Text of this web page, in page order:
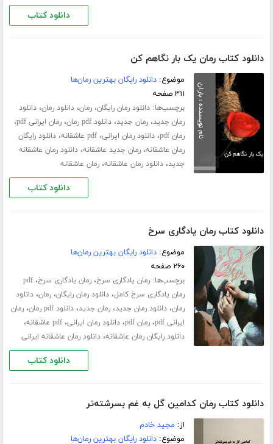
دانلود کتاب
دانلود کتاب رمان یک بار نگاهم کن
موضوع:دانلود رایگان بهترین رمان‌ها
۳۱۱ صفحه
برچسب‌ها:دانلود رمان رایگان،رمان،دانلود رمان،دانلود
رمان جدید،رمان جدید،دانلود pdf رمان ،رمان ایرانی pdf ،
رمان pdf ،دانلود رمان ایرانی،pdf عاشقانه ،دانلود رایگان
رمان عاشقانه،رمان جدید عاشقانه،دانلود رمان عاشقانه
جدید،دانلود رمان عاشقانه،رمان عاشقانه
دانلود کتاب
دانلود کتاب رمان یادگاری سرخ
موضوع:دانلود رایگان بهترین رمان‌ها
۲۶۰ صفحه
برچسب‌ها:رمان یادگاری سرخ،رمان یادگاری سرخ،pdf
رمان یادگاری سرخ کامل،دانلود رمان رایگان،رمان،دانلود
رمان،دانلود رمان جدید،رمان جدید،دانلود pdf رمان ،رمان
ایرانی pdf
،رمان pdf ،دانلود رمان ایرانی،pdf عاشقانه ،
دانلود رایگان رمان عاشقانه،دانلود رمان عاشقانه ایرانی
دانلود کتاب
دانلود کتاب رمان کدامین گل به غم بسرشته‌تر
از: مجید خادم
موضوع:دانلود رایگان بهترین رمان‌ها